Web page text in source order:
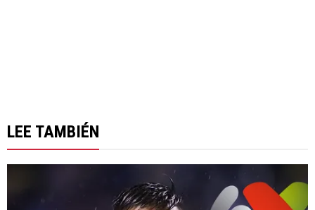
LEE TAMBIÉN